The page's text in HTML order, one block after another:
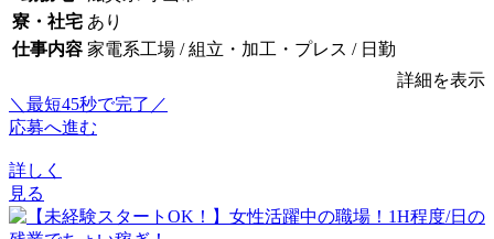
寮・社宅 あり
仕事内容 家電系工場 / 組立・加工・プレス / 日勤
詳細を表示
＼最短45秒で完了／
応募へ進む
詳しく
見る